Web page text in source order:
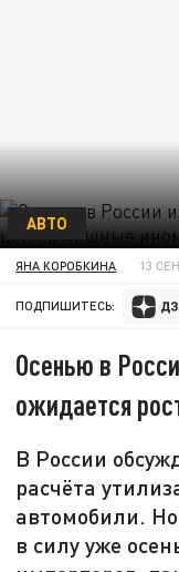
АВТО
ЯНА КОРОБКИНА 13
ПОДПИШИТЕСЬ:
Осенью в
ожидается
В России
расчёта
автомобили.
в силу уже